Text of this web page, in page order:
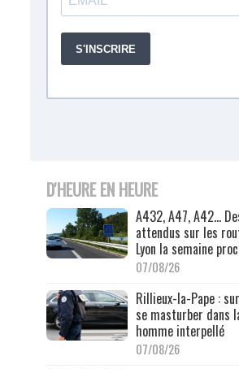
D'HEURE EN HEURE
A432, A47, A42…
attendus sur les
Lyon la semaine
07/08/26
Rillieux-la-Pape :
se masturber dans
homme interpellé
07/08/26